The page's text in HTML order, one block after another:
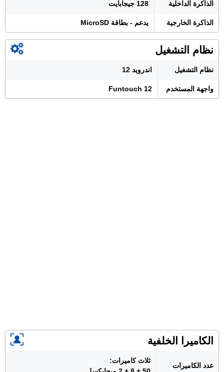
الذاكرة الداخلية 128 جيجابايت
الذاكرة الخارجية يدعم - بطاقة MicroSD
نظام التشغيل
نظام التشغيل اندرويد 12
واجهة المستخدم Funtouch 12
الكاميرا الخلفية
عدد الكاميرات
ثلاث كاميرات: